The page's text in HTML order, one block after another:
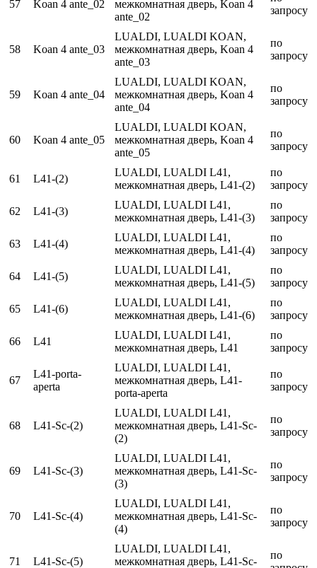
57 Koan 4 ante_02
межкомнатная дверь, Koan 4
ante_02
запросу
58 Koan 4 ante_03
LUALDI, LUALDI KOAN,
межкомнатная дверь, Koan 4
ante_03
по
запросу
59 Koan 4 ante_04
LUALDI, LUALDI KOAN,
межкомнатная дверь, Koan 4
ante_04
по
запросу
60 Koan 4 ante_05
LUALDI, LUALDI KOAN,
межкомнатная дверь, Koan 4
ante_05
по
запросу
61 L41-(2)
LUALDI, LUALDI L41,
межкомнатная дверь, L41-(2)
по
запросу
62 L41-(3)
LUALDI, LUALDI L41,
межкомнатная дверь, L41-(3)
по
запросу
63 L41-(4)
LUALDI, LUALDI L41,
межкомнатная дверь, L41-(4)
по
запросу
64 L41-(5)
LUALDI, LUALDI L41,
межкомнатная дверь, L41-(5)
по
запросу
65 L41-(6)
LUALDI, LUALDI L41,
межкомнатная дверь, L41-(6)
по
запросу
66 L41
LUALDI, LUALDI L41,
межкомнатная дверь, L41
по
запросу
67
L41-porta-
aperta
LUALDI, LUALDI L41,
межкомнатная дверь, L41-
porta-aperta
по
запросу
68 L41-Sc-(2)
LUALDI, LUALDI L41,
межкомнатная дверь, L41-Sc-
(2)
по
запросу
69 L41-Sc-(3)
LUALDI, LUALDI L41,
межкомнатная дверь, L41-Sc-
(3)
по
запросу
70 L41-Sc-(4)
LUALDI, LUALDI L41,
межкомнатная дверь, L41-Sc-
(4)
по
запросу
71 L41-Sc-(5)
LUALDI, LUALDI L41,
межкомнатная дверь, L41-Sc-
по